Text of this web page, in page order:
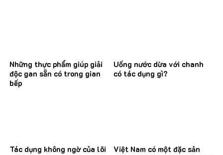
Những thực phẩm giúp giải
độc gan sẵn có trong gian
bếp
Uống nước dừa với chanh
có tác dụng gì?
Tác dụng không ngờ của lõi
Việt Nam có một đặc sản